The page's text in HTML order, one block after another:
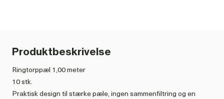
Produktbeskrivelse
Ringtorppæl 1,00 meter
10 stk.
Praktisk design til stærke pæle, ingen sammenfiltring og en